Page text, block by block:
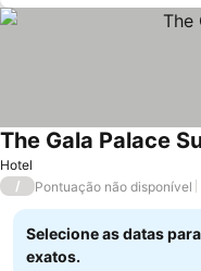
Hotel
The Gala Palace
/ Pontuação não disponível
Selecione as datas
exatos.